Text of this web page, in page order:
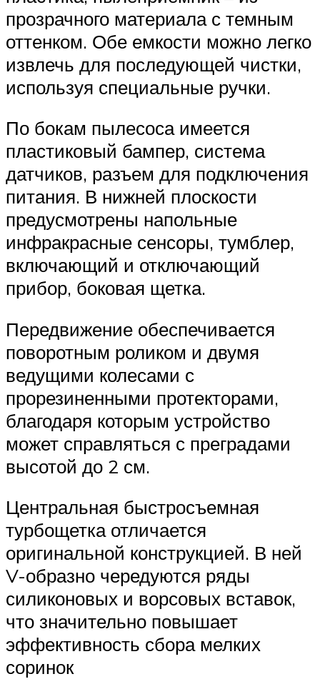
прозрачного материала с темным
оттенком. Обе емкости можно легко
извлечь для последующей чистки,
используя специальные ручки.
По бокам пылесоса имеется
пластиковый бампер, система
датчиков, разъем для подключения
питания. В нижней плоскости
предусмотрены напольные
инфракрасные сенсоры, тумблер,
включающий и отключающий
прибор, боковая щетка.
Передвижение обеспечивается
поворотным роликом и двумя
ведущими колесами с
прорезиненными протекторами,
благодаря которым устройство
может справляться с преградами
высотой до 2 см.
Центральная быстросъемная
турбощетка отличается
оригинальной конструкцией. В ней
V-образно чередуются ряды
силиконовых и ворсовых вставок,
что значительно повышает
эффективность сбора мелких
соринок